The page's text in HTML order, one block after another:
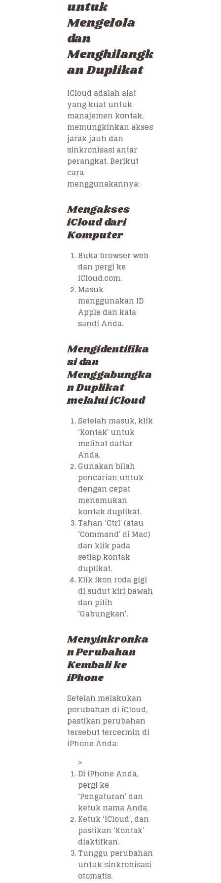
untuk
Mengelola
dan
Menghilangk
an Duplikat
iCloud adalah alat
yang kuat untuk
manajemen kontak,
memungkinkan akses
jarak jauh dan
sinkronisasi antar
perangkat. Berikut
cara
menggunakannya:
Mengakses
iCloud dari
Komputer
Buka browser web
dan pergi ke
iCloud.com.
Masuk
menggunakan ID
Apple dan kata
sandi Anda.
Mengidentifika
si dan
Menggabungka
n Duplikat
melalui iCloud
Setelah masuk, klik
‘Kontak’ untuk
melihat daftar
Anda.
Gunakan bilah
pencarian untuk
dengan cepat
menemukan
kontak duplikat.
Tahan ‘Ctrl’ (atau
‘Command’ di Mac)
dan klik pada
setiap kontak
duplikat.
Klik ikon roda gigi
di sudut kiri bawah
dan pilih
‘Gabungkan’.
Menyinkronka
n Perubahan
Kembali ke
iPhone
Setelah melakukan
perubahan di iCloud,
pastikan perubahan
tersebut tercermin di
iPhone Anda:
>
Di iPhone Anda,
pergi ke
‘Pengaturan’ dan
ketuk nama Anda.
Ketuk ‘iCloud’, dan
pastikan ‘Kontak’
diaktifkan.
Tunggu perubahan
untuk sinkronisasi
otomatis.